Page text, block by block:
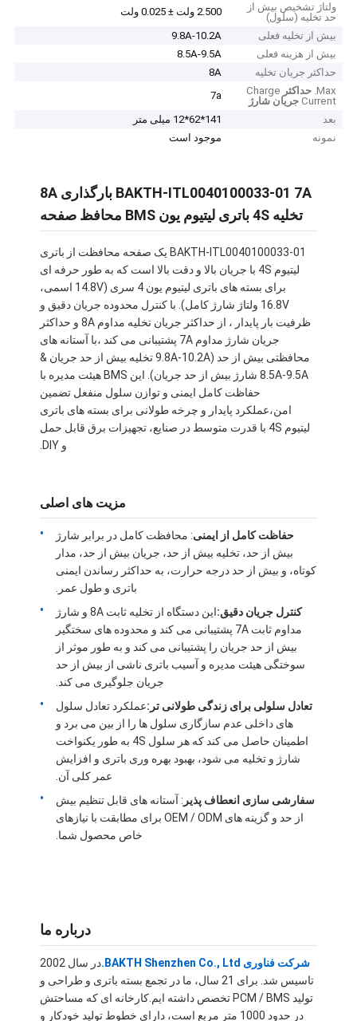
محصولات
ویدیو
ولتاژ تشخیص بیش از
حد تخلیه (سلول)
2.500 ولت ± 0.025 ولت
بیش از تخلیه فعلی
9.8A-10.2A
بیش از هزینه فعلی
8.5A-9.5A
حداکثر جریان تخلیه
8A
Max. حداکثر Charge
Current جریان شارژ
7a
بعد
141*62*12 میلی متر
نمونه
موجود است
BAKTH-ITL0040100033-01 7A بارگذاری 8A
تخلیه 4S باتری لیتیوم یون BMS محافظ صفحه
BAKTH-ITL0040100033-01 یک صفحه محافظت از باتری
لیتیوم 4S با جریان بالا و دقت بالا است که به طور حرفه ای
برای بسته های باتری لیتیوم یون 4 سری (14.8V اسمی،
16.8V ولتاژ شارژ کامل). با کنترل محدوده جریان دقیق و
ظرفیت بار پایدار ، از حداکثر جریان تخلیه مداوم 8A و حداکثر
جریان شارژ مداوم 7A پشتیبانی می کند ،با آستانه های
محافظتی بیش از حد (9.8A-10.2A تخلیه بیش از حد جریان &
8.5A-9.5A شارژ بیش از حد جریان). این BMS هیئت مدیره با
حفاظت کامل ایمنی و توازن سلول منفعل تضمین
امن،عملکرد پایدار و چرخه طولانی برای بسته های باتری
لیتیوم 4S با قدرت متوسط در صنایع، تجهیزات برق قابل حمل
و DIY.
مزیت های اصلی
حفاظت کامل از ایمنی: محافظت کامل در برابر شارژ
بیش از حد، تخلیه بیش از حد، جریان بیش از حد، مدار
کوتاه، و بیش از حد درجه حرارت، به حداکثر رساندن ایمنی
باتری و طول عمر.
کنترل جریان دقیق:
این دستگاه از تخلیه ثابت 8A و شارژ
مداوم ثابت 7A پشتیبانی می کند و محدوده های سختگیر
بیش از حد جریان را پشتیبانی می کند و به طور موثر از
سوختگی هیئت مدیره و آسیب باتری ناشی از بیش از حد
جریان جلوگیری می کند.
تعادل سلولی برای زندگی طولانی تر:عملکرد تعادل سلول
های داخلی عدم سازگاری سلول ها را از بین می برد و
اطمینان حاصل می کند که هر سلول 4S به طور یکنواخت
شارژ و تخلیه می شود، بهبود بهره وری باتری و افزایش
عمر کلی آن.
سفارشی سازی انعطاف پذیر : آستانه های قابل تنظیم بیش
از حد و گزینه های OEM / ODM برای مطابقت با نیازهای
خاص محصول شما.
درباره ما
شرکت فناوری BAKTH Shenzhen Co., Ltd.
در سال 2002
تاسیس شد. برای 21 سال، ما در تجمع بسته باتری و طراحی و
تولید PCM / BMS تخصص داشته ایم.کارخانه ای که مساحتش
در حدود 1000 متر مربع است، دارای خطوط تولید خودکار و